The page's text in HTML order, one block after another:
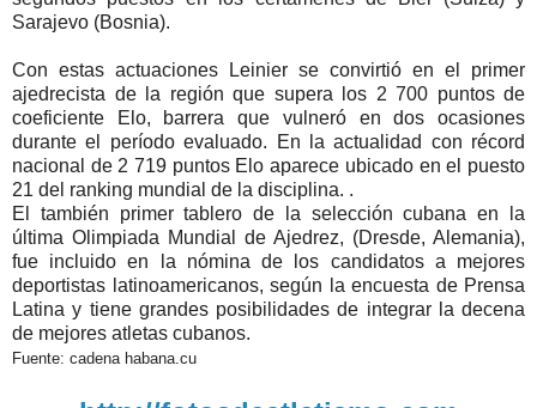
Sarajevo (Bosnia).
Con estas actuaciones Leinier se convirtió en el primer
ajedrecista de la región que supera los 2 700 puntos de
coeficiente Elo, barrera que vulneró en dos ocasiones
durante el período evaluado. En la actualidad con récord
nacional de 2 719 puntos Elo aparece ubicado en el puesto
21 del ranking mundial de la disciplina. .
El también primer tablero de la selección cubana en la
última Olimpiada Mundial de Ajedrez, (Dresde, Alemania),
fue incluido en la nómina de los candidatos a mejores
deportistas latinoamericanos, según la encuesta de Prensa
Latina y tiene grandes posibilidades de integrar la decena
de mejores atletas cubanos.
Fuente: cadena habana.cu